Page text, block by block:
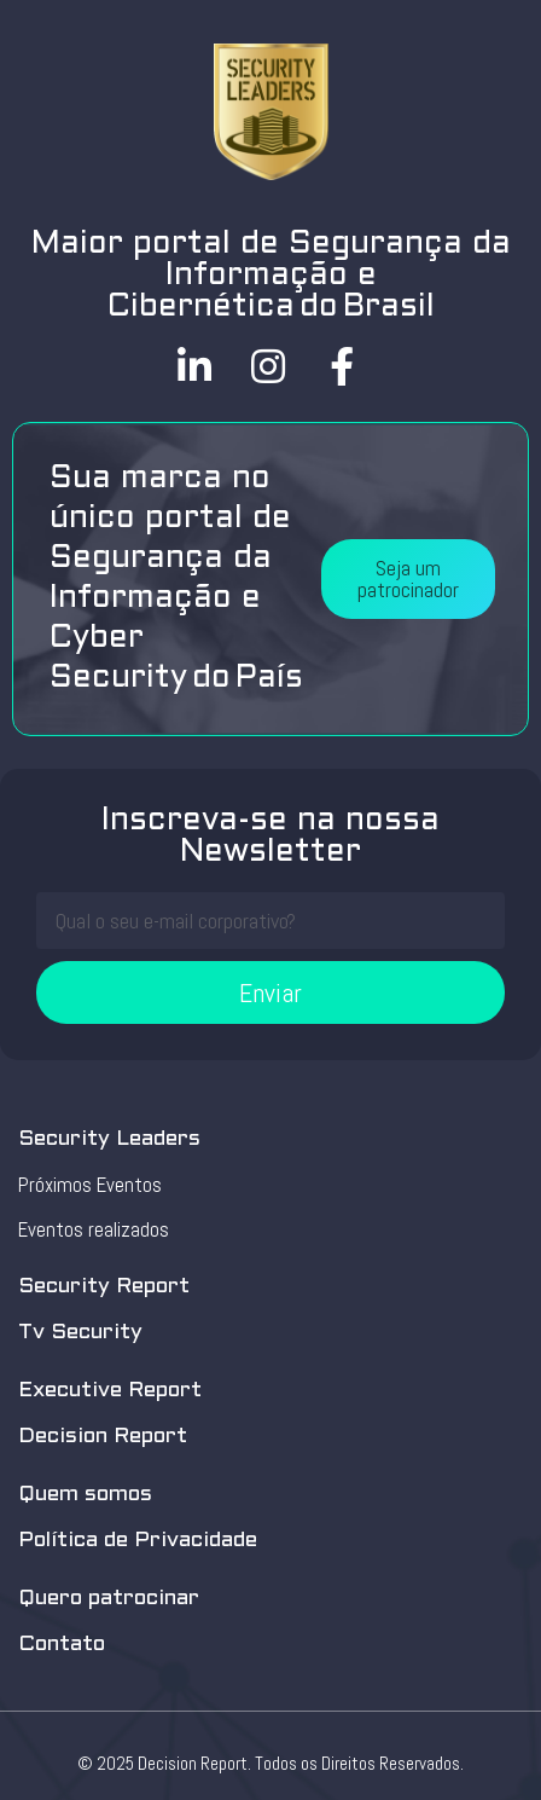
Maior portal de Segurança da
Informação e
Cibernética do Brasil
Sua marca no
único portal de
Segurança da
Informação e
Cyber
Security do País
Seja um
patrocinador
Inscreva-se na nossa
Newsletter
Enviar
Security Leaders
Próximos Eventos
Eventos realizados
Security Report
Tv Security
Executive Report
Decision Report
Quem somos
Política de Privacidade
Quero patrocinar
Contato
© 2025 Decision Report. Todos os Direitos Reservados.